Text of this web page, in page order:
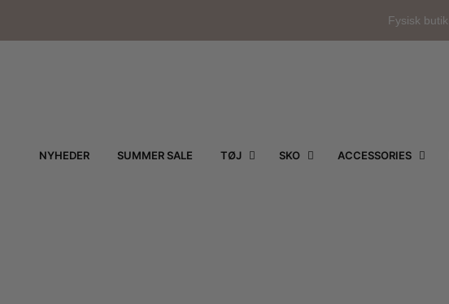
Fysisk butik
NYHEDER SUMMER SALE TØJ SKO ACCESSORIES